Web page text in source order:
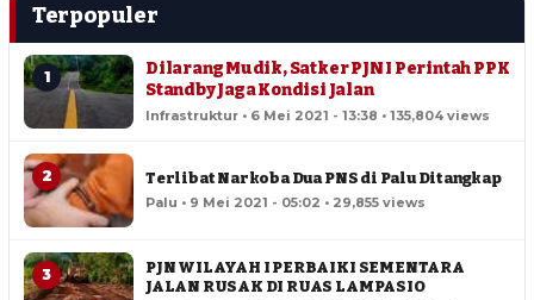
Terpopuler
1
Dilarang Mudik, Satker PJN I Perintah PPK
Standby Jaga Kondisi Jalan
Infrastruktur • 6 Mei 2021 - 13:38 • 135,804 views
2 Terlibat Narkoba Dua PNS di Palu Ditangkap
Palu • 9 Mei 2021 - 05:02 • 29,855 views
3
PJN WILAYAH I PERBAIKI SEMENTARA
JALAN RUSAK DI RUAS LAMPASIO